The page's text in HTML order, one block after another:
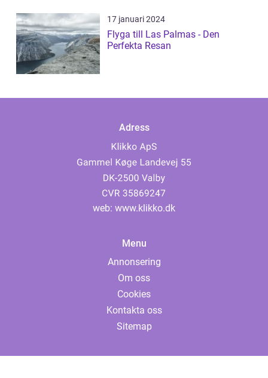
17 januari 2024
Flyga till Las Palmas - Den
Perfekta Resan
Adress
web: www.klikko.dk
Menu
Annonsering
Om oss
Cookies
Kontakta oss
Sitemap